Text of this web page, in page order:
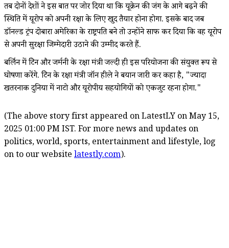
तब दोनों देशों ने इस बात पर जोर दिया था कि यूक्रेन की जंग के आगे बढ़ने की
स्थिति में यूरोप को अपनी रक्षा के लिए खुद तैयार होना होगा. इसके बाद जब
डॉनल्ड ट्रंप दोबारा अमेरिका के राष्ट्रपति बने तो उन्होंने साफ कर दिया कि वह यूरोप
से अपनी सुरक्षा जिम्मेदारी उठाने की उम्मीद करते हैं.
बर्लिन में ब्रिटेन और जर्मनी के रक्षा मंत्री जल्दी ही इस परियोजना की संयुक्त रूप से
घोषणा करेंगे. ब्रिटेन के रक्षा मंत्री जॉन हीले ने बयान जारी कर कहा है, "ज्यादा
खतरनाक दुनिया में नाटो और यूरोपीय सहयोगियों को एकजुट रहना होगा."
(The above story first appeared on LatestLY on May 15,
2025 01:00 PM IST. For more news and updates on
politics, world, sports, entertainment and lifestyle, log
on to our website latestly.com).